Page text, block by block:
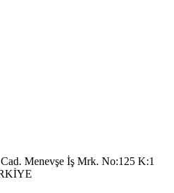
Menevşe İş Mrk. No:125 K:1